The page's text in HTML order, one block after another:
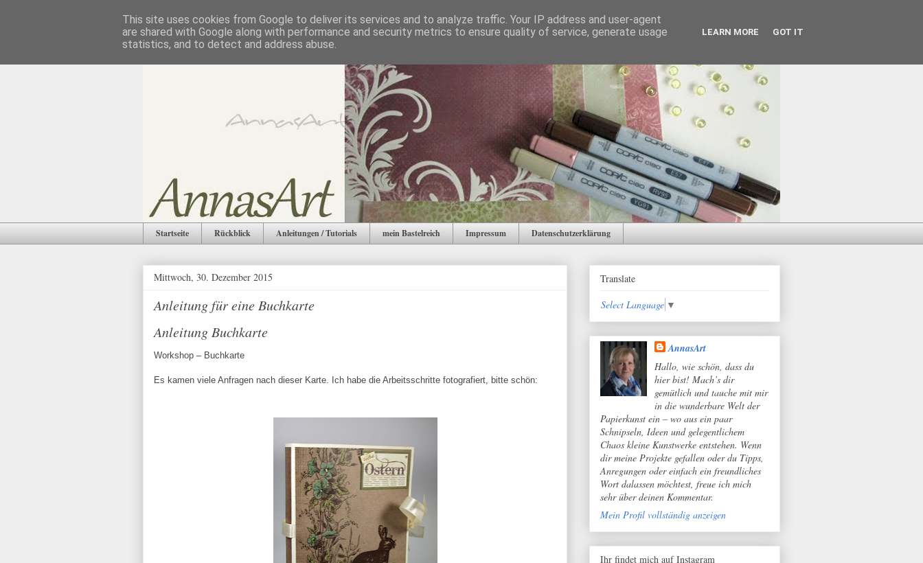
Startseite Rückblick Anleitungen / Tutorials mein Bastelreich Impressum Datenschutzerklärung
Mittwoch, 30. Dezember 2015
Anleitung für eine Buchkarte
Anleitung Buchkarte
Workshop – Buchkarte
Es kamen viele Anfragen nach dieser Karte. Ich habe die Arbeitsschritte fotografiert, bitte schön:
Translate
Select Language ▼
AnnasArt
Hallo, wie schön, dass du
hier bist! Mach’s dir
gemütlich und tauche mit mir
in die wunderbare Welt der
Papierkunst ein – wo aus ein paar
Schnipseln, Ideen und gelegentlichem
Chaos kleine Kunstwerke entstehen. Wenn
dir meine Projekte gefallen oder du Tipps,
Anregungen oder einfach ein freundliches
Wort dalassen möchtest, freue ich mich
sehr über deinen Kommentar.
Mein Profil vollständig anzeigen
Ihr findet mich auf Instagram
This site uses cookies from Google to deliver its services and to analyze traffic. Your IP address and user-agent
are shared with Google along with performance and security metrics to ensure quality of service, generate usage
statistics, and to detect and address abuse.
LEARN MORE GOT IT